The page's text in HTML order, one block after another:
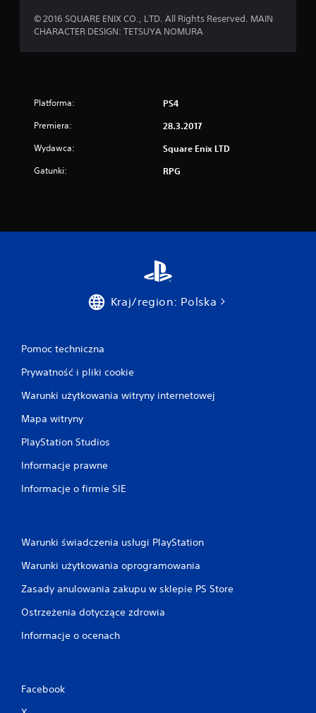
© 2016 SQUARE ENIX CO., LTD. All Rights Reserved. MAIN
CHARACTER DESIGN: TETSUYA NOMURA
Platforma: PS4
Premiera: 28.3.2017
Wydawca: Square Enix LTD
Gatunki: RPG
Kraj/region: Polska
Pomoc techniczna
Prywatność i pliki cookie
Warunki użytkowania witryny internetowej
Mapa witryny
PlayStation Studios
Informacje prawne
Informacje o firmie SIE
Warunki świadczenia usługi PlayStation
Warunki użytkowania oprogramowania
Zasady anulowania zakupu w sklepie PS Store
Ostrzeżenia dotyczące zdrowia
Informacje o ocenach
Facebook